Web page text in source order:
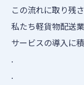
この流れに取り残
私たち軽貨物配送
サービスの導入に
.
.